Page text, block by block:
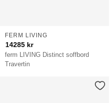
ferm LIVING Distinct soffbord
Travertin
FERM LIVING
14285 kr